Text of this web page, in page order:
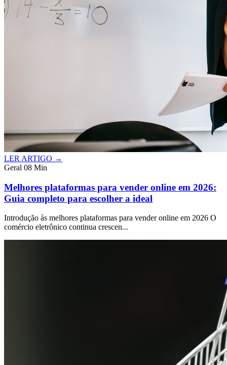
LER ARTIGO →
Geral 08 Min
Melhores plataformas para vender online em 2026:
Guia completo para escolher a ideal
Introdução às melhores plataformas para vender online em 2026 O
comércio eletrônico continua crescen...